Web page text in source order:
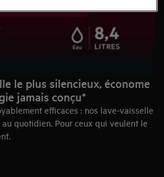
le plus silencieux, économe
jamais conçu*
efficaces : nos lave-vaisselle
quotidien. Pour ceux qui veulent le